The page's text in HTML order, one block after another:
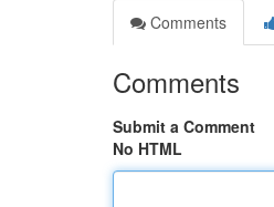
Comments
Comments
Submit a Comment
No HTML